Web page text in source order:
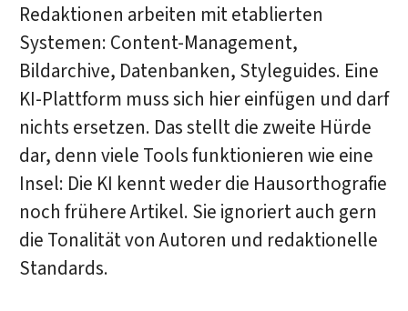
Redaktionen arbeiten mit etablierten
Systemen: Content-Management,
Bildarchive, Datenbanken, Styleguides. Eine
KI-Plattform muss sich hier einfügen und darf
nichts ersetzen. Das stellt die zweite Hürde
dar, denn viele Tools funktionieren wie eine
Insel: Die KI kennt weder die Hausorthografie
noch frühere Artikel. Sie ignoriert auch gern
die Tonalität von Autoren und redaktionelle
Standards.